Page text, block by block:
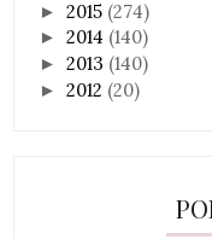
►2015 (274)
►2014 (140)
►2013 (140)
►2012 (20)